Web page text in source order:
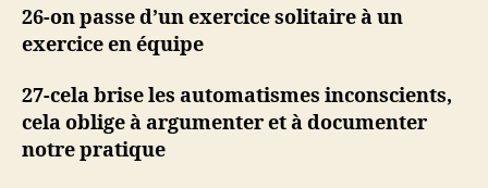
26-on passe d’un exercice solitaire à un
exercice en équipe
27-cela brise les automatismes inconscients,
cela oblige à argumenter et à documenter
notre pratique